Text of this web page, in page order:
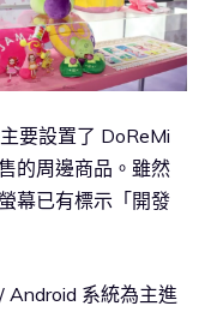
要設置了 DoReMi
的周邊商品。雖然
幕已有標示「開發
Android 系統為主進